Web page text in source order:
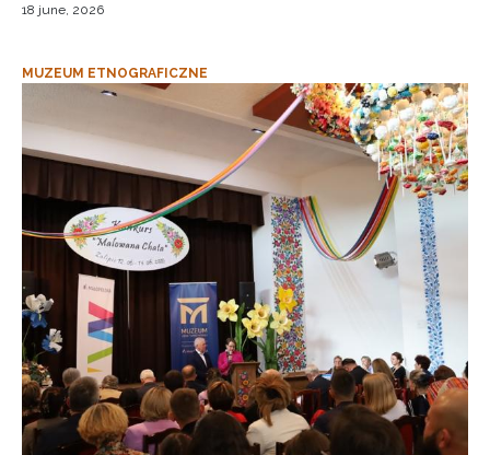
18 june, 2026
MUZEUM ETNOGRAFICZNE